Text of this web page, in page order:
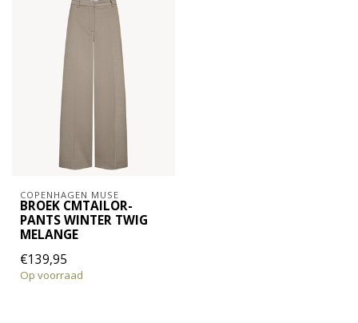
COPENHAGEN MUSE
BROEK CMTAILOR-
PANTS WINTER TWIG
MELANGE
€139,95
Op voorraad